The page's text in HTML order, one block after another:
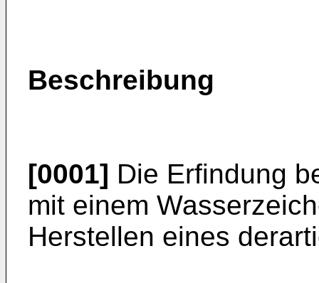
Beschreibung
[0001] Die Erfindung
mit einem
Herstellen eines